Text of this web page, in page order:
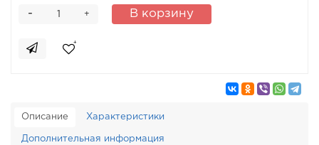
+
- В корзину
Описание Характеристики
Дополнительная информация